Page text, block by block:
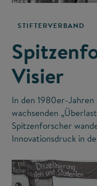
STIFTERVERBAND
Visier
In den 1980er-
wachsenden
Spitzenforscher
Innovationsdruck in